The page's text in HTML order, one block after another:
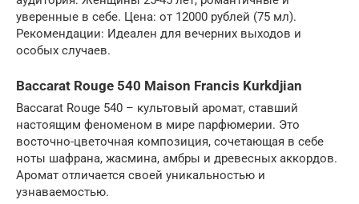
уверенные в себе. Цена: от 12000 рублей (75 мл).
Рекомендации: Идеален для вечерних выходов и
особых случаев.
Baccarat Rouge 540 Maison Francis Kurkdjian
Baccarat Rouge 540 – культовый аромат, ставший
настоящим феноменом в мире парфюмерии. Это
восточно-цветочная композиция, сочетающая в себе
ноты шафрана, жасмина, амбры и древесных аккордов.
Аромат отличается своей уникальностью и
узнаваемостью.